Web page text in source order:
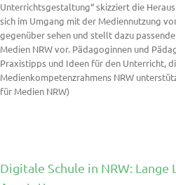
Unterrichtsgestaltung“ skizziert die
sich im Umgang mit der Mediennutzung
gegenüber sehen und stellt dazu
Medien NRW vor. Pädagoginnen und
Praxistipps und Ideen für den Unterricht,
Medienkompetenzrahmens NRW
für Medien NRW)
Digitale Schule in NRW: Lange